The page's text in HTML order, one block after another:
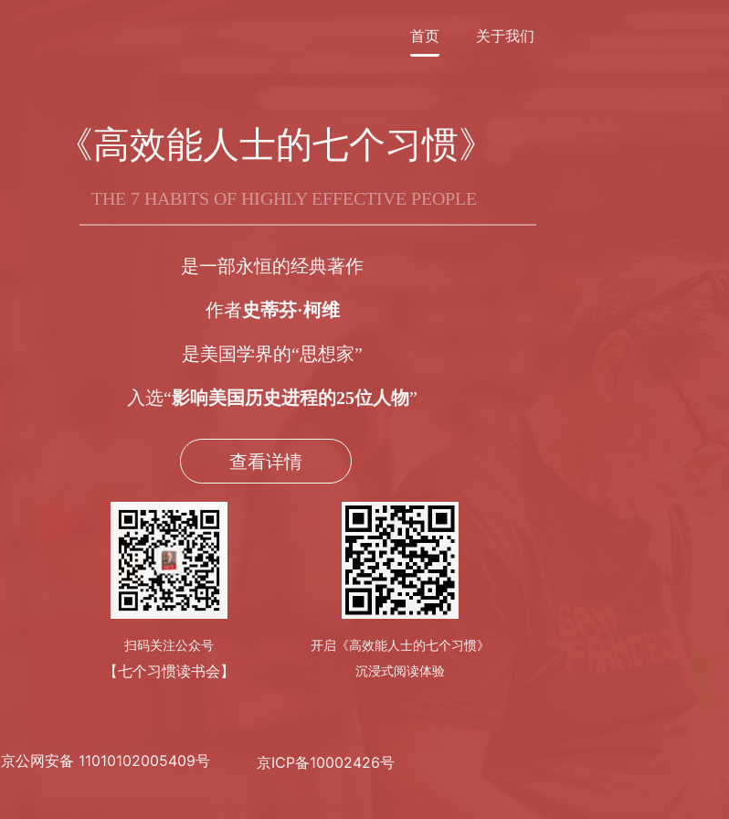
首页 关于我们
《高效能人士的七个习惯》
THE 7 HABITS OF HIGHLY EFFECTIVE PEOPLE
是一部永恒的经典著作
作者史蒂芬·柯维
是美国学界的“思想家”
入选“影响美国历史进程的25位人物”
查看详情
扫码关注公众号
【七个习惯读书会】
开启《高效能人士的七个习惯》
沉浸式阅读体验
京ICP备10002426号
京公网安备 11010102005409号